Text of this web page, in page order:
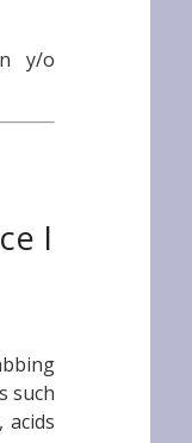
y/o
I
such
acids